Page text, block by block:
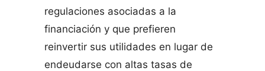
regulaciones asociadas a la
financiación y que prefieren
reinvertir sus utilidades en lugar de
endeudarse con altas tasas de